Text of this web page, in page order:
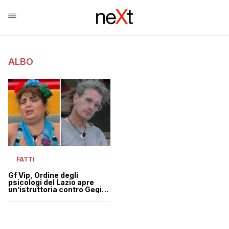
ALBO
FATTI
Gf Vip, Ordine degli
psicologi del Lazio apre
un’istruttoria contro Gegia